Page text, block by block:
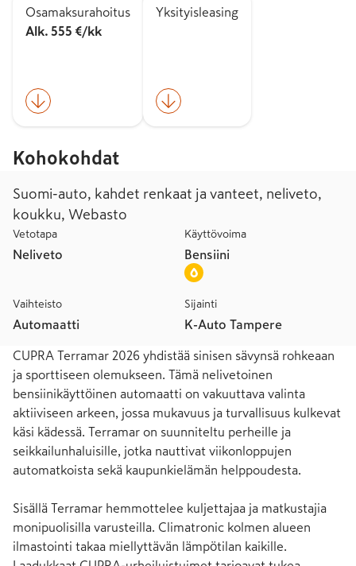
Osamaksurahoitus
Alk. 555 €/kk
Yksityisleasing
Kohokohdat
Suomi-auto, kahdet renkaat ja vanteet, neliveto,
koukku, Webasto
Vetotapa
Neliveto
Käyttövoima
Bensiini
Vaihteisto
Automaatti
Sijainti
K-Auto Tampere
CUPRA Terramar 2026 yhdistää sinisen sävynsä rohkeaan
ja sporttiseen olemukseen. Tämä nelivetoinen
bensiinikäyttöinen automaatti on vakuuttava valinta
aktiiviseen arkeen, jossa mukavuus ja turvallisuus kulkevat
käsi kädessä. Terramar on suunniteltu perheille ja
seikkailunhaluisille, jotka nauttivat viikonloppujen
automatkoista sekä kaupunkielämän helppoudesta.
Sisällä Terramar hemmottelee kuljettajaa ja matkustajia
monipuolisilla varusteilla. Climatronic kolmen alueen
ilmastointi takaa miellyttävän lämpötilan kaikille.